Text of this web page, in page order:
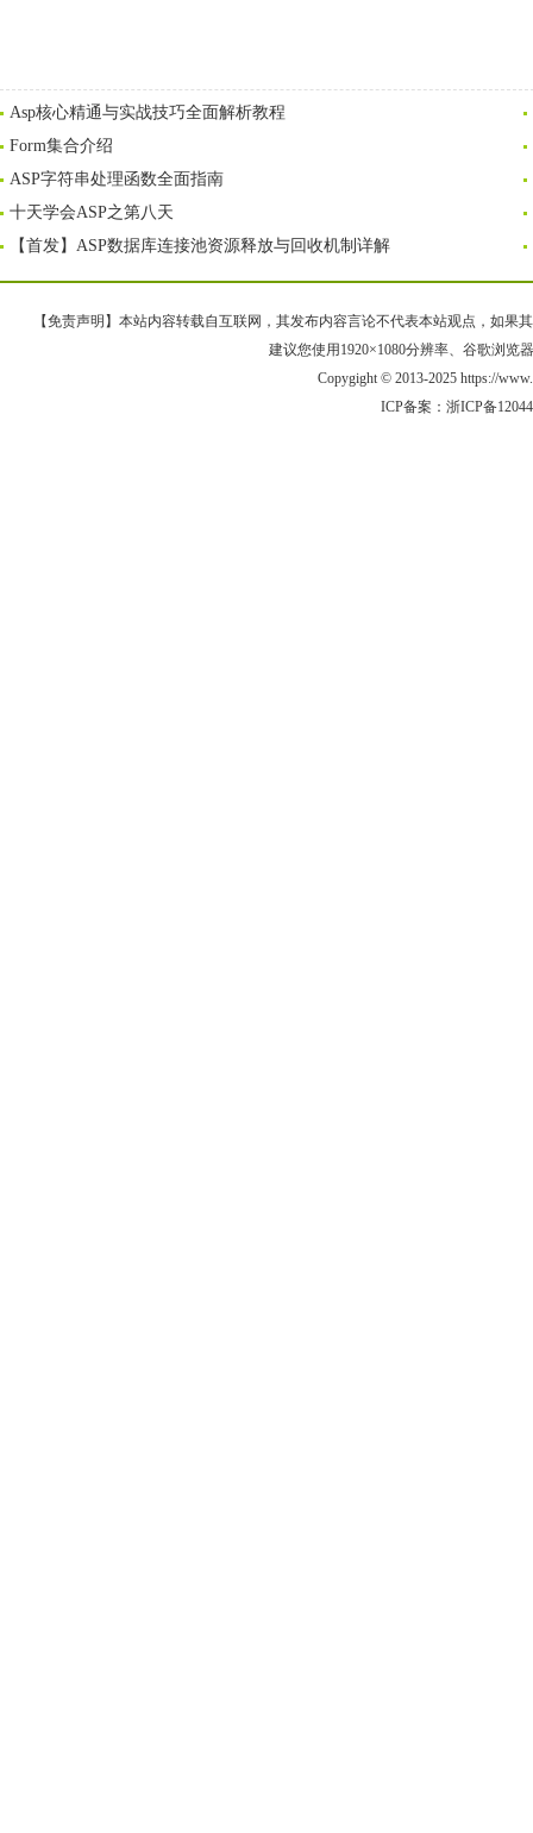
Asp核心精通与实战技巧全面解析教程
Form集合介绍
ASP字符串处理函数全面指南
十天学会ASP之第八天
【首发】ASP数据库连接池资源释放与回收机制详解
【免责声明】本站内容转载自互联网，其发布内容言论不代表本站观点，如果
建议您使用1920×1080分辨率、谷歌浏览
Copygight © 2013-2025 https://
ICP备案： 浙ICP备